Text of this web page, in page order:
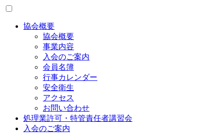
協会概要
協会概要
事業内容
入会のご案内
会員名簿
行事カレンダー
安全衛生
アクセス
お問い合わせ
処理業許可・特管責任者講習会
入会のご案内